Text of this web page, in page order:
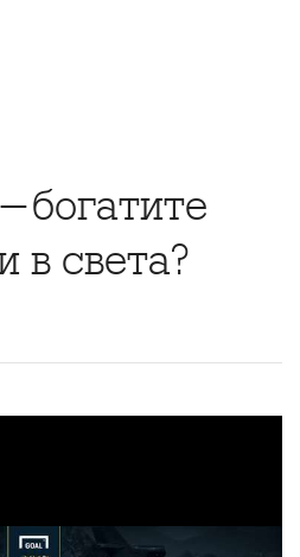
богатите
в света?